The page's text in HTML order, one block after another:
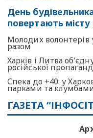
День
повертають
Молодих волонтерів
разом
Харків і Литва
російської
Спека до +40: у
парками та
ГАЗЕТА